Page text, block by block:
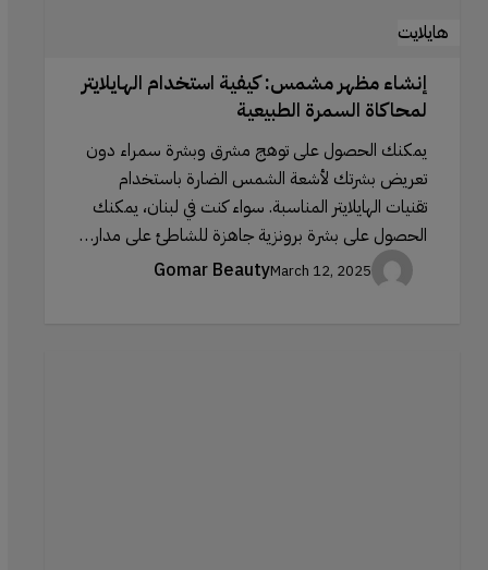
هايلايت
إنشاء مظهر مشمس: كيفية استخدام الهايلايتر
لمحاكاة السمرة الطبيعية
يمكنك الحصول على توهج مشرق وبشرة سمراء دون
تعريض بشرتك لأشعة الشمس الضارة باستخدام
تقنيات الهايلايتر المناسبة. سواء كنت في لبنان، يمكنك
الحصول على بشرة برونزية جاهزة للشاطئ على مدار…
Gomar BeautyMarch 12, 2025